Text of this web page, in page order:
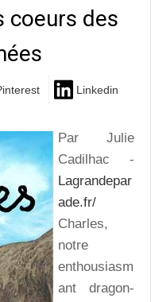
coeurs des
Linkedin
Par Julie
Cadilhac -
Lagrandepar
ade.fr/
Charles,
notre
enthousiasm
ant dragon-